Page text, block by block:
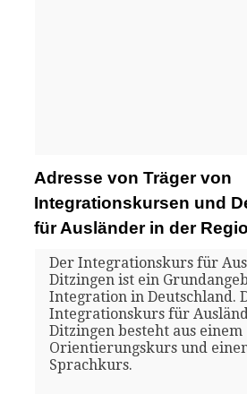
Adresse von Träger von
Integrationskursen und
für Ausländer in der
Der Integrationskurs für
Ditzingen ist ein
Integration in Deutschland.
Integrationskurs für
Ditzingen besteht aus einem
Orientierungskurs und
Sprachkurs.